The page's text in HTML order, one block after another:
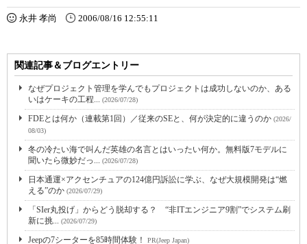
永井 孝尚 2006/08/16 12:55:11
関連記事＆ブログエントリー
なぜプロジェクト管理を学んでもプロジェクトは成功しないのか、ある
いはケーキの工程... (2026/07/28)
FDEとは何か（連載第1回）／従来のSEと、何が決定的に違うのか (2026/
08/03)
冬の冷たい海で叫んだ英雄の名言とはいったい何か。無料版7モデルに
聞いたら微妙だっ... (2026/07/28)
日本通運×アクセンチュアの124億円訴訟に学ぶ、なぜ大規模開発は“燃
える”のか (2026/07/29)
「SIer丸投げ」からどう脱却する？ “非ITエンジニア9割”でシステム刷
新に挑... (2026/07/29)
Jeepの7シーターを85時間体験！ PR(Jeep Japan)